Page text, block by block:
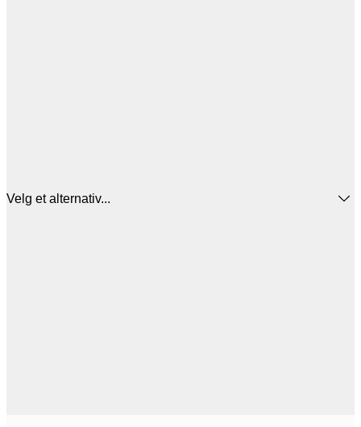
Velg et alternativ...